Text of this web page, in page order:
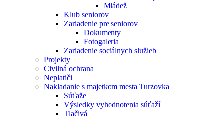
Mládež
Klub seniorov
Zariadenie pre seniorov
Dokumenty
Fotogaleria
Zariadenie sociálnych služieb
Projekty
Civilná ochrana
Neplatiči
Nakladanie s majetkom mesta Turzovka
Súťaže
Výsledky vyhodnotenia súťaží
Tlačivá